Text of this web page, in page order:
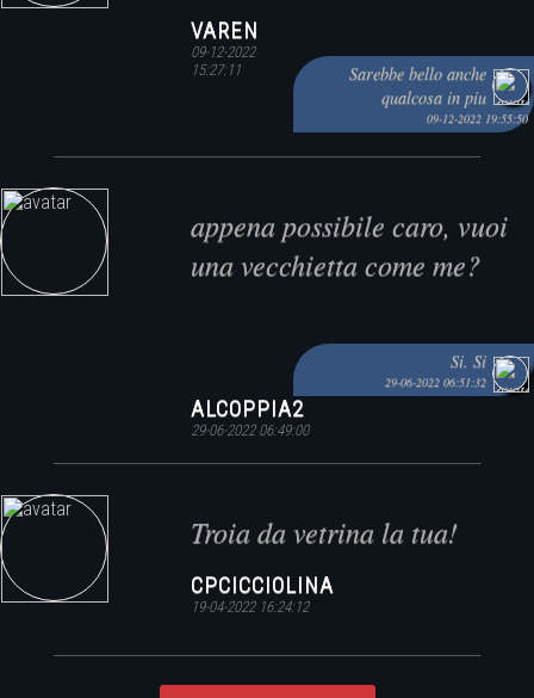
Sarebbe bello anche
qualcosa in piu
09-12-2022 19:55:50
VAREN
09-12-2022
15:27:11
appena possibile caro, vuoi
una vecchietta come me?
Si. Si
29-06-2022 06:51:32
ALCOPPIA2
29-06-2022 06:49:00
Troia da vetrina la tua!
CPCICCIOLINA
19-04-2022 16:24:12